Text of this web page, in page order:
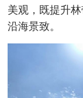
美观，既提升
沿海景致。